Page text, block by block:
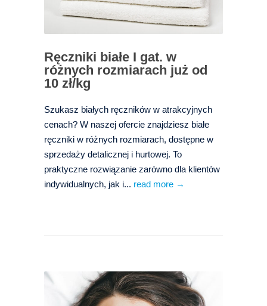
Ręczniki białe I gat. w
różnych rozmiarach już od
10 zł/kg
Szukasz białych ręczników w atrakcyjnych
cenach? W naszej ofercie znajdziesz białe
ręczniki w różnych rozmiarach, dostępne w
sprzedaży detalicznej i hurtowej. To
praktyczne rozwiązanie zarówno dla klientów
indywidualnych, jak i... read more →